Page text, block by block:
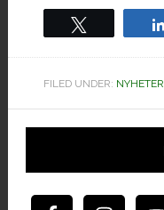
FILED UNDER: NYHETER
Hoved